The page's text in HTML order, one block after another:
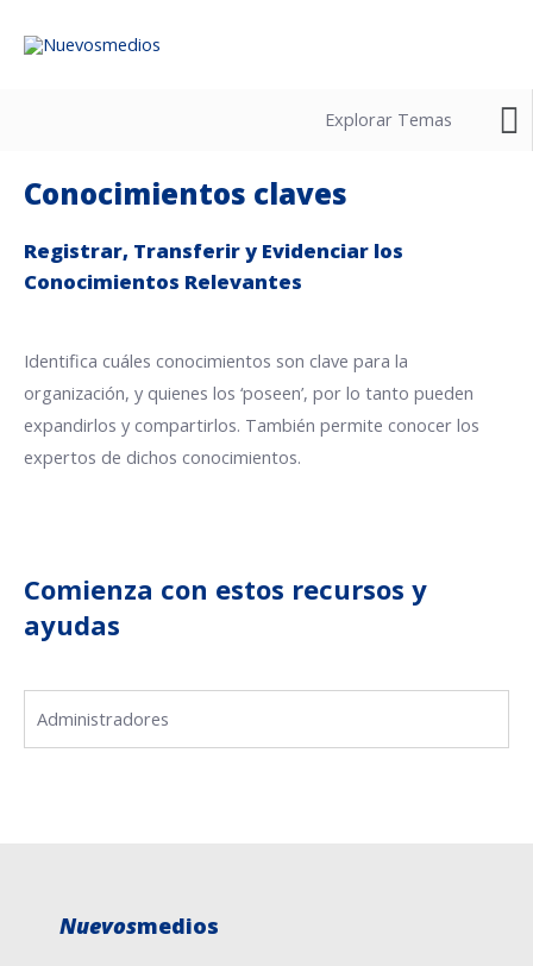
Explorar Temas
Registrar y organizar
Compartir
Estudiar
Conocimientos claves
Autodiagnóstico
Solicitudes de formación
Conocimientos claves
Registrar, Transferir y Evidenciar los
Conocimientos Relevantes
Identifica cuáles conocimientos son clave para la
organización, y quienes los ‘poseen’, por lo tanto pueden
expandirlos y compartirlos. También permite conocer los
expertos de dichos conocimientos.
Comienza con estos recursos y
ayudas
Administradores
Nuevosmedios